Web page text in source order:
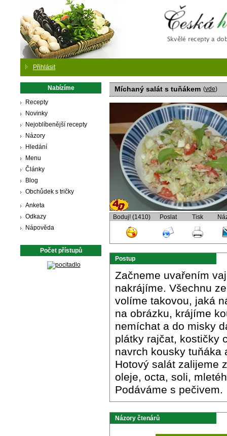
Přihlásit
Nabízíme
Recepty
Novinky
Nejoblíbenější recepty
Názory
Hledání
Menu
Články
Blog
Obchůdek s tričky
Anketa
Odkazy
Nápověda
Počet přístupů
Míchaný salát s tuňákem (vde)
Boduj! (1410) Poslat Tisk
Postup
Začneme uvařením
nakrájíme. Všechnu
volíme takovou, jaká
na obrázku, krájíme
nemíchat a do misky
plátky rajčat, kostičky
navrch kousky tuňáka
Hotový salát zalijeme
oleje, octa, soli,
Podáváme s pečivem.
Názory čtenárů